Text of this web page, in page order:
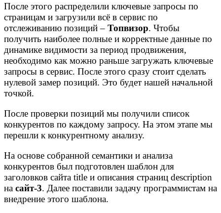
После этого распределили ключевые запросы по
страницам и загрузили всё в сервис по
отслеживанию позиций – Топвизор. Чтобы
получить наиболее полные и корректные данные по
динамике видимости за период продвижения,
необходимо как можно раньше загружать ключевые
запросы в сервис. После этого сразу стоит сделать
нулевой замер позиций. Это будет нашей начальной
точкой.
После проверки позиций мы получили список
конкурентов по каждому запросу. На этом этапе мы
перешли к конкурентному анализу.
На основе собранной семантики и анализа
конкурентов был подготовлен шаблон для
заголовков сайта title и описания страниц description
на сайт-3. Далее поставили задачу программистам на
внедрение этого шаблона.